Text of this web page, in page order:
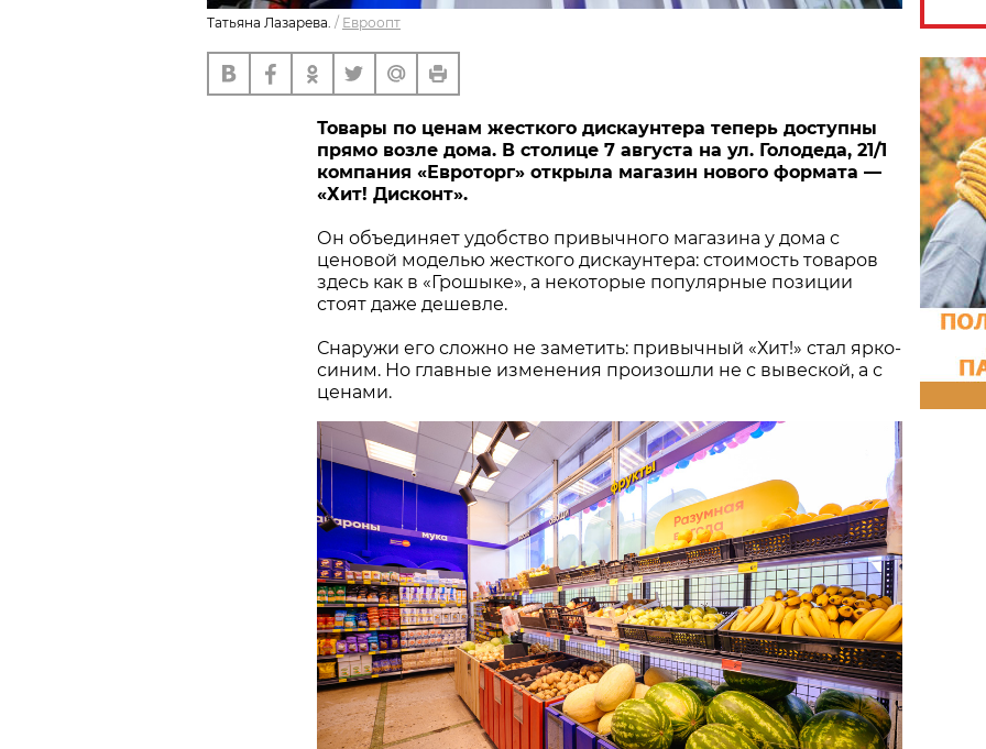
Татьяна Лазарева. / Евроопт
Товары по ценам жесткого дискаунтера теперь доступны
прямо возле дома. В столице 7 августа на ул. Голодеда, 21/1
компания «Евроторг» открыла магазин нового формата —
«Хит! Дисконт».
Он объединяет удобство привычного магазина у дома с
ценовой моделью жесткого дискаунтера: стоимость товаров
здесь как в «Грошыке», а некоторые популярные позиции
стоят даже дешевле.
Снаружи его сложно не заметить: привычный «Хит!» стал ярко-
синим. Но главные изменения произошли не с вывеской, а с
ценами.